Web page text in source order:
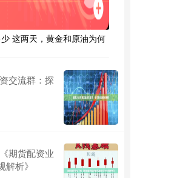
这两天，黄金和原油为何
交流群：探
期货配资业
析》